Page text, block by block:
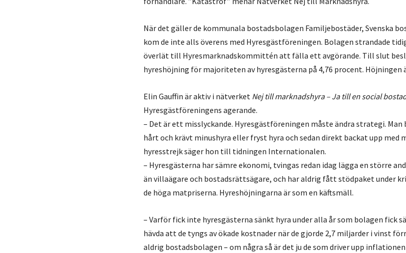
När det gäller de kommunala bostadsbolagen Familjebostäder, Svenska
kom de inte alls överens med Hyresgästföreningen. Bolagen strandade
överlät till Hyresmarknadskommittén att fälla ett avgörande. Till slut
hyreshöjning för majoriteten av hyresgästerna på 4,76 procent.
Elin Gauffin är aktiv i nätverket Nej till marknadshyra – Ja till en social
Hyresgästföreningens agerande.
– Det är ett misslyckande. Hyresgästföreningen måste ändra strategi.
hårt och krävt minushyra eller fryst hyra och sedan direkt backat upp med
hyresstrejk säger hon till tidningen Internationalen.
– Hyresgästerna har sämre ekonomi, tvingas redan idag lägga en större
än villaägare och bostadsrättsägare, och har aldrig fått stödpaket under
de höga matpriserna. Hyreshöjningarna är som en käftsmäll.
– Varför fick inte hyresgästerna sänkt hyra under alla år som bolagen fick
hävda att de tyngs av ökade kostnader när de gjorde 2,7 miljarder i vinst
aldrig bostadsbolagen – om några så är det ju de som driver upp